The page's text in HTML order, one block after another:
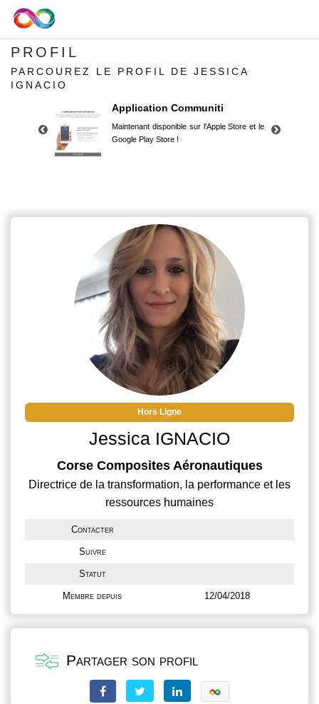
PROFIL
PARCOUREZ LE PROFIL DE JESSICA
IGNACIO
Application Communiti
Maintenant disponible sur l'Apple Store et le
Google Play Store !
Google Play Store !
Hors Ligne
Jessica IGNACIO
Corse Composites Aéronautiques
Directrice de la transformation, la performance et les
ressources humaines
Contacter
Suivre
Statut
Membre depuis 12/04/2018
Partager son profil